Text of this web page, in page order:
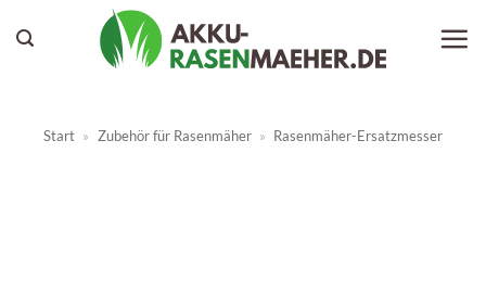
Inhalt
Start » Zubehör für Rasenmäher » Rasenmäher-Ersatzmesser